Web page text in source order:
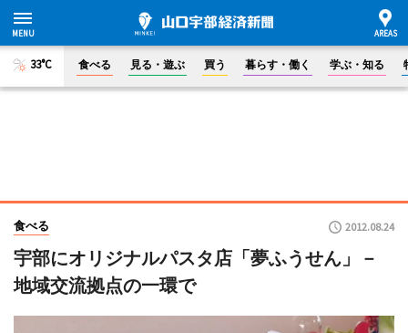
33°C 食べる 見る・遊ぶ 買う 暮らす・働く 学ぶ・知る
食べる 2012.08.24
宇部にオリジナルパスタ店「夢ふうせん」－
地域交流拠点の一環で